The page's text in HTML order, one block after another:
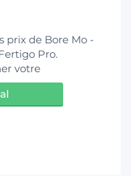
prix de Bore Mo -
Pro.
votre